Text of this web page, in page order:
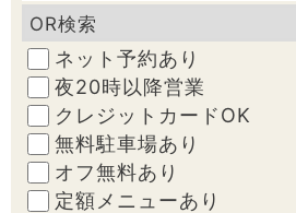
ネット予約あり
夜20時以降営業
クレジットカードOK
無料駐車場あり
オフ無料あり
定額メニューあり